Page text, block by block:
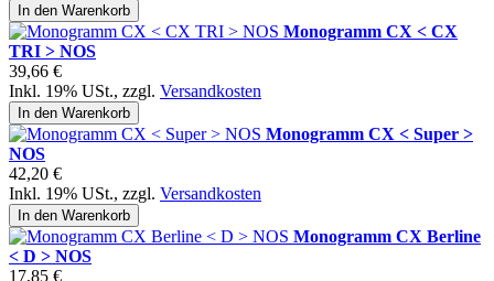
In den Warenkorb
Monogramm CX < CX
TRI > NOS
39,66 €
Inkl. 19% USt., zzgl. Versandkosten
In den Warenkorb
Monogramm CX < Super >
NOS
42,20 €
Inkl. 19% USt., zzgl. Versandkosten
In den Warenkorb
Monogramm CX Berline
< D > NOS
17,85 €